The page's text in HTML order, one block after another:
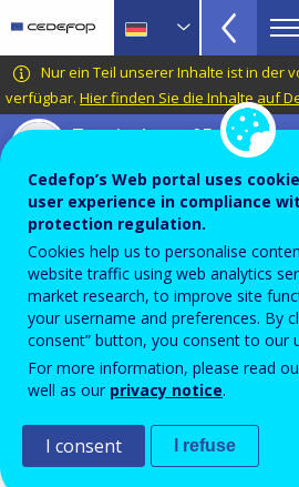
main
content
CEDEFOP
European
Centre
for
Development
Vocational
Training
VET
Nur ein Teil unserer Inhalte ist in der
verfügbar. Hier finden Sie die Inhalte auf
Terminology of European
kompensatorische
Maßnahme, welche die Lücken
der Erstausbildung entstanden
hauptsächlich dazu, den
einer Ausbildung zu befähigen.
Quelle
Cedefop.
Cedefop’s Web portal uses
user experience in compliance
protection regulation.
Cookies help us to personalise
website traffic using web analytics
market research, to improve site
your username and preferences. By
consent” button, you consent to our
For more information, please read
well as our privacy notice.
I consent I refuse